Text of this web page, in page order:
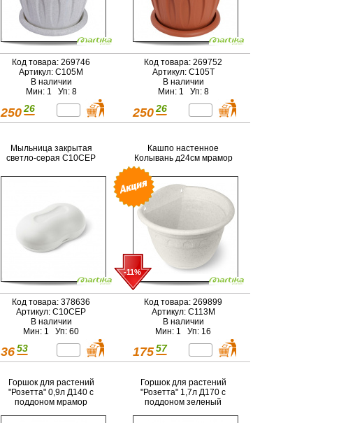
Код товара: 269746
Артикул: С105М
В наличии
Мин: 1 Уп: 8
250 26
Код товара: 269752
Артикул: С105Т
В наличии
Мин: 1 Уп: 8
250 26
Мыльница закрытая
светло-серая С10СЕР
Код товара: 378636
Артикул: С10СЕР
В наличии
Мин: 1 Уп: 60
36 53
Кашпо настенное
Колывань д24см мрамор
-11%
Код товара: 269899
Артикул: С113М
В наличии
Мин: 1 Уп: 16
175 57
Горшок для растений
"Розетта" 0,9л Д140 c
поддоном мрамор
Горшок для растений
"Розетта" 1,7л Д170 c
поддоном зеленый